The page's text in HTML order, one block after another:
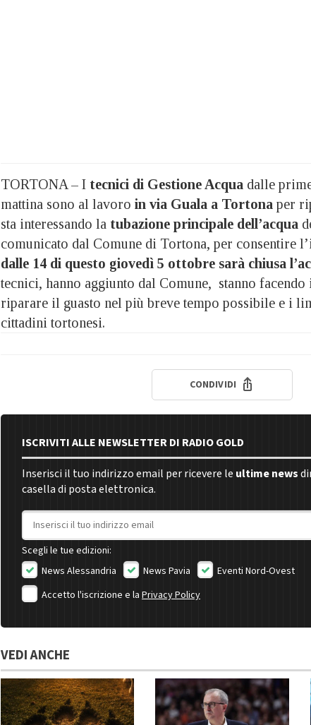
TORTONA – I tecnici di Gestione Acqua dalle
mattina sono al lavoro in via Guala a Tortona per
sta interessando la tubazione principale dell’acqua
comunicato dal Comune di Tortona, per consentire
dalle 14 di questo giovedì 5 ottobre sarà chiusa
tecnici, hanno aggiunto dal Comune, stanno
riparare il guasto nel più breve tempo possibile e i
cittadini tortonesi.
CONDIVIDI
ISCRIVITI ALLE NEWSLETTER DI RADIO GOLD
Inserisci il tuo indirizzo email per ricevere le ultime news
casella di posta elettronica.
Indirizzo email
Scegli le tue edizioni:
News Alessandria
News Pavia
Eventi Nord-Ovest
Accetto l'iscrizione e la Privacy Policy
VEDI ANCHE